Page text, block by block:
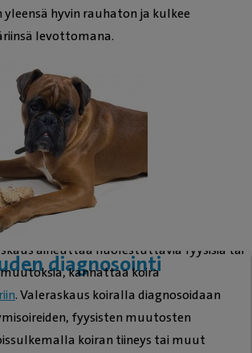
hyvin rauhaton ja kulkee
levottomana.
diagnosointi
aiheuttaa huolestuttavia fyysisiä tai
kannattaa koira
. Valeraskaus koiralla diagnosoidaan
fyysisten muutosten
koiran tiineys tai muut